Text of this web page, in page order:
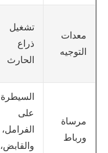
معدات
التوجيه
تشغيل
ذراع
الحارث
مرساة
ورباط
السيطرة
على
الفرامل،
والقابض،